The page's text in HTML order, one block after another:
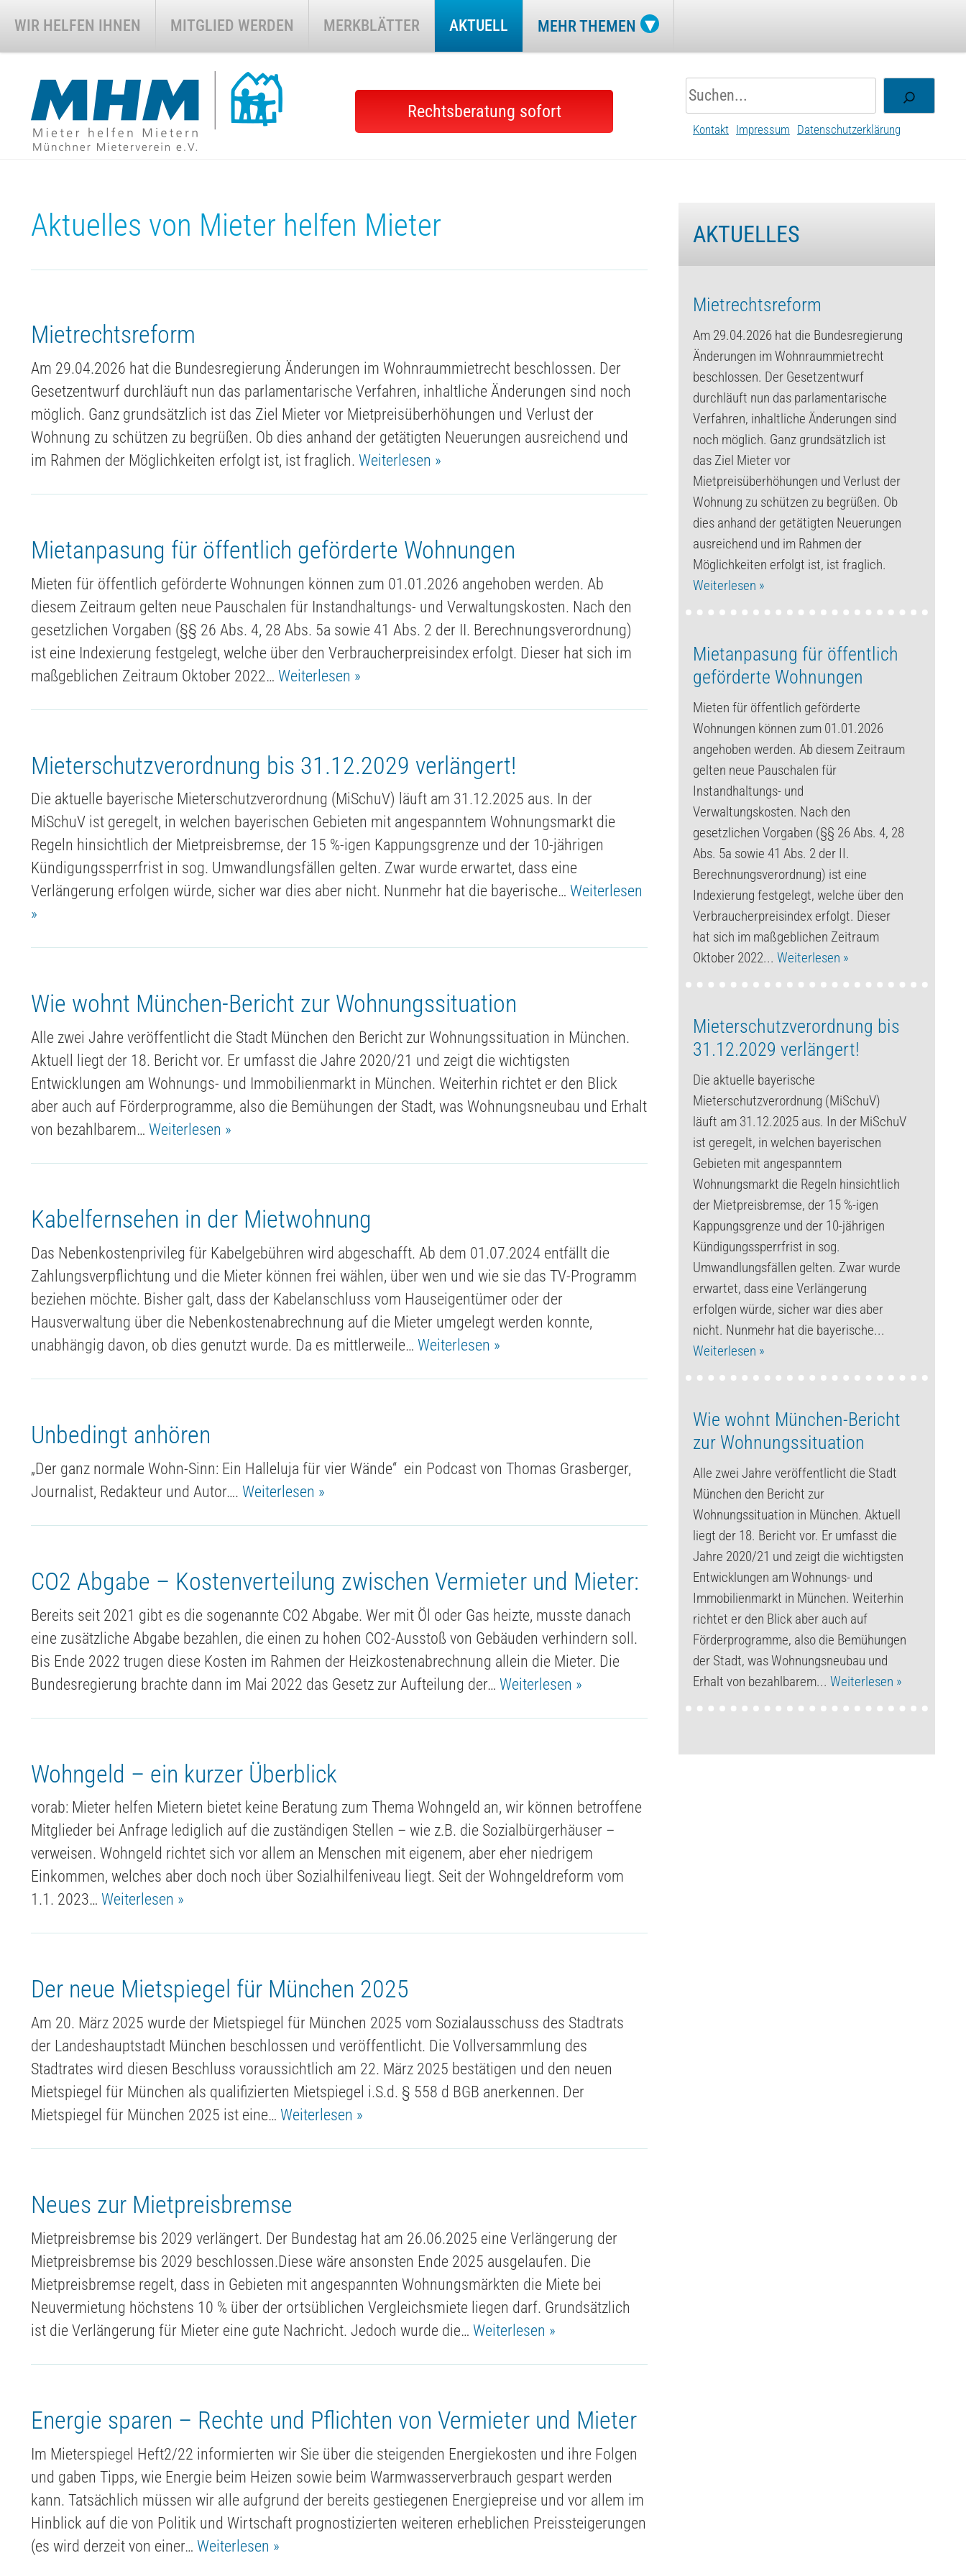
content
WIR HELFEN IHNEN MITGLIED WERDEN MERKBLÄTTER AKTUELL MEHR THEMEN
Rechtsberatung sofort
Suchen
Kontakt Impressum Datenschutzerklärung
Aktuelles von Mieter helfen Mieter
Mietrechtsreform
Am 29.04.2026 hat die Bundesregierung Änderungen im Wohnraummietrecht beschlossen. Der
Gesetzentwurf durchläuft nun das parlamentarische Verfahren, inhaltliche Änderungen sind noch
möglich. Ganz grundsätzlich ist das Ziel Mieter vor Mietpreisüberhöhungen und Verlust der
Wohnung zu schützen zu begrüßen. Ob dies anhand der getätigten Neuerungen ausreichend und
im Rahmen der Möglichkeiten erfolgt ist, ist fraglich.Weiterlesen »
Mietanpasung für öffentlich geförderte Wohnungen
Mieten für öffentlich geförderte Wohnungen können zum 01.01.2026 angehoben werden. Ab
diesem Zeitraum gelten neue Pauschalen für Instandhaltungs- und Verwaltungskosten. Nach den
gesetzlichen Vorgaben (§§ 26 Abs. 4, 28 Abs. 5a sowie 41 Abs. 2 der II. Berechnungsverordnung)
ist eine Indexierung festgelegt, welche über den Verbraucherpreisindex erfolgt. Dieser hat sich im
maßgeblichen Zeitraum Oktober 2022…Weiterlesen »
Mieterschutzverordnung bis 31.12.2029 verlängert!
Die aktuelle bayerische Mieterschutzverordnung (MiSchuV) läuft am 31.12.2025 aus. In der
MiSchuV ist geregelt, in welchen bayerischen Gebieten mit angespanntem Wohnungsmarkt die
Regeln hinsichtlich der Mietpreisbremse, der 15 %-igen Kappungsgrenze und der 10-jährigen
Kündigungssperrfrist in sog. Umwandlungsfällen gelten. Zwar wurde erwartet, dass eine
Verlängerung erfolgen würde, sicher war dies aber nicht. Nunmehr hat die bayerische…Weiterlesen
»
Wie wohnt München-Bericht zur Wohnungssituation
Alle zwei Jahre veröffentlicht die Stadt München den Bericht zur Wohnungssituation in München.
Aktuell liegt der 18. Bericht vor. Er umfasst die Jahre 2020/21 und zeigt die wichtigsten
Entwicklungen am Wohnungs- und Immobilienmarkt in München. Weiterhin richtet er den Blick
aber auch auf Förderprogramme, also die Bemühungen der Stadt, was Wohnungsneubau und Erhalt
von bezahlbarem…Weiterlesen »
Kabelfernsehen in der Mietwohnung
Das Nebenkostenprivileg für Kabelgebühren wird abgeschafft. Ab dem 01.07.2024 entfällt die
Zahlungsverpflichtung und die Mieter können frei wählen, über wen und wie sie das TV-Programm
beziehen möchte. Bisher galt, dass der Kabelanschluss vom Hauseigentümer oder der
Hausverwaltung über die Nebenkostenabrechnung auf die Mieter umgelegt werden konnte,
unabhängig davon, ob dies genutzt wurde. Da es mittlerweile…Weiterlesen »
Unbedingt anhören
„Der ganz normale Wohn-Sinn: Ein Halleluja für vier Wände“ ein Podcast von Thomas Grasberger,
Journalist, Redakteur und Autor….Weiterlesen »
CO2 Abgabe – Kostenverteilung zwischen Vermieter und Mieter:
Bereits seit 2021 gibt es die sogenannte CO2 Abgabe. Wer mit Öl oder Gas heizte, musste danach
eine zusätzliche Abgabe bezahlen, die einen zu hohen CO2-Ausstoß von Gebäuden verhindern soll.
Bis Ende 2022 trugen diese Kosten im Rahmen der Heizkostenabrechnung allein die Mieter. Die
Bundesregierung brachte dann im Mai 2022 das Gesetz zur Aufteilung der…Weiterlesen »
Wohngeld – ein kurzer Überblick
vorab: Mieter helfen Mietern bietet keine Beratung zum Thema Wohngeld an, wir können betroffene
Mitglieder bei Anfrage lediglich auf die zuständigen Stellen – wie z.B. die Sozialbürgerhäuser –
verweisen. Wohngeld richtet sich vor allem an Menschen mit eigenem, aber eher niedrigem
Einkommen, welches aber doch noch über Sozialhilfeniveau liegt. Seit der Wohngeldreform vom
1.1. 2023…Weiterlesen »
Der neue Mietspiegel für München 2025
Am 20. März 2025 wurde der Mietspiegel für München 2025 vom Sozialausschuss des Stadtrats
der Landeshauptstadt München beschlossen und veröffentlicht. Die Vollversammlung des
Stadtrates wird diesen Beschluss voraussichtlich am 22. März 2025 bestätigen und den neuen
Mietspiegel für München als qualifizierten Mietspiegel i.S.d. § 558 d BGB anerkennen. Der
Mietspiegel für München 2025 ist eine…Weiterlesen »
Neues zur Mietpreisbremse
Mietpreisbremse bis 2029 verlängert. Der Bundestag hat am 26.06.2025 eine Verlängerung der
Mietpreisbremse bis 2029 beschlossen.Diese wäre ansonsten Ende 2025 ausgelaufen. Die
Mietpreisbremse regelt, dass in Gebieten mit angespannten Wohnungsmärkten die Miete bei
Neuvermietung höchstens 10 % über der ortsüblichen Vergleichsmiete liegen darf. Grundsätzlich
ist die Verlängerung für Mieter eine gute Nachricht. Jedoch wurde die…Weiterlesen »
Energie sparen – Rechte und Pflichten von Vermieter und Mieter
Im Mieterspiegel Heft2/22 informierten wir Sie über die steigenden Energiekosten und ihre Folgen
und gaben Tipps, wie Energie beim Heizen sowie beim Warmwasserverbrauch gespart werden
kann. Tatsächlich müssen wir alle aufgrund der bereits gestiegenen Energiepreise und vor allem im
Hinblick auf die von Politik und Wirtschaft prognostizierten weiteren erheblichen Preissteigerungen
(es wird derzeit von einer…Weiterlesen »
AKTUELLES
Mietrechtsreform
Am 29.04.2026 hat die Bundesregierung
Änderungen im Wohnraummietrecht
beschlossen. Der Gesetzentwurf
durchläuft nun das parlamentarische
Verfahren, inhaltliche Änderungen sind
noch möglich. Ganz grundsätzlich ist
das Ziel Mieter vor
Mietpreisüberhöhungen und Verlust der
Wohnung zu schützen zu begrüßen. Ob
dies anhand der getätigten Neuerungen
ausreichend und im Rahmen der
Möglichkeiten erfolgt ist, ist fraglich.
Weiterlesen »
Mietanpasung für öffentlich
geförderte Wohnungen
Mieten für öffentlich geförderte
Wohnungen können zum 01.01.2026
angehoben werden. Ab diesem Zeitraum
gelten neue Pauschalen für
Instandhaltungs- und
Verwaltungskosten. Nach den
gesetzlichen Vorgaben (§§ 26 Abs. 4, 28
Abs. 5a sowie 41 Abs. 2 der II.
Berechnungsverordnung) ist eine
Indexierung festgelegt, welche über den
Verbraucherpreisindex erfolgt. Dieser
hat sich im maßgeblichen Zeitraum
Oktober 2022... Weiterlesen »
Mieterschutzverordnung bis
31.12.2029 verlängert!
Die aktuelle bayerische
Mieterschutzverordnung (MiSchuV)
läuft am 31.12.2025 aus. In der MiSchuV
ist geregelt, in welchen bayerischen
Gebieten mit angespanntem
Wohnungsmarkt die Regeln hinsichtlich
der Mietpreisbremse, der 15 %-igen
Kappungsgrenze und der 10-jährigen
Kündigungssperrfrist in sog.
Umwandlungsfällen gelten. Zwar wurde
erwartet, dass eine Verlängerung
erfolgen würde, sicher war dies aber
nicht. Nunmehr hat die bayerische...
Weiterlesen »
Wie wohnt München-Bericht
zur Wohnungssituation
Alle zwei Jahre veröffentlicht die Stadt
München den Bericht zur
Wohnungssituation in München. Aktuell
liegt der 18. Bericht vor. Er umfasst die
Jahre 2020/21 und zeigt die wichtigsten
Entwicklungen am Wohnungs- und
Immobilienmarkt in München. Weiterhin
richtet er den Blick aber auch auf
Förderprogramme, also die Bemühungen
der Stadt, was Wohnungsneubau und
Erhalt von bezahlbarem... Weiterlesen »